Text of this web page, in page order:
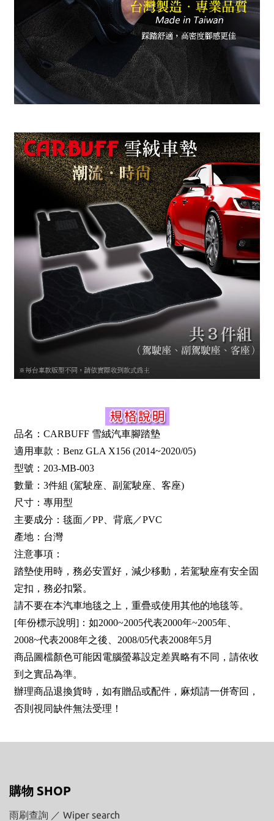
品名：CARBUFF 雪絨汽車腳踏墊
適用車款：Benz GLA X156 (2014~2020/05)
型號：203-MB-003
數量：3件組 (駕駛座、副駕駛座、客座)
尺寸：專用型
主要成分：毯面／PP、背底／PVC
產地：台灣
注意事項：
踏墊使用時，務必安置好，減少移動，若駕駛座有安全固
定扣，務必扣緊。
請不要在本汽車地毯之上，重疊或使用其他的地毯等。
[年份標示說明]：如2000~2005代表2000年~2005年、
2008~代表2008年之後、2008/05代表2008年5月
商品圖檔顏色可能因電腦螢幕設定差異略有不同，請依收
到之實品為準。
辦理商品退換貨時，如有贈品或配件，麻煩請一併寄回，
否則視同缺件無法受理！
購物 SHOP
雨刷查詢 ／ Wiper search